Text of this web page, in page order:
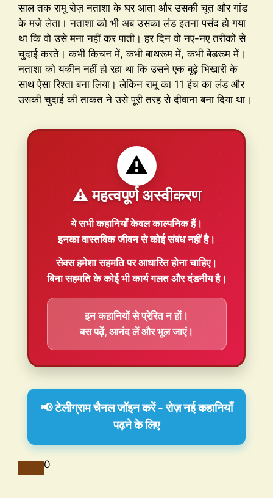
साल तक रामू रोज़ नताशा के घर आता और उसकी चूत और गांड
के मज़े लेता। नताशा को भी अब उसका लंड इतना पसंद हो गया
था कि वो उसे मना नहीं कर पाती। हर दिन वो नए-नए तरीकों से
चुदाई करते। कभी किचन में, कभी बाथरूम में, कभी बेडरूम में।
नताशा को यकीन नहीं हो रहा था कि उसने एक बूढ़े भिखारी के
साथ ऐसा रिश्ता बना लिया। लेकिन रामू का 11 इंच का लंड और
उसकी चुदाई की ताकत ने उसे पूरी तरह से दीवाना बना दिया था।
⚠️
⚠️ महत्वपूर्ण अस्वीकरण
ये सभी कहानियाँकेवल काल्पनिकहैं।
इनका वास्तविक जीवन से कोई संबंध नहीं है।
सेक्स हमेशासहमतिपर आधारित होना चाहिए।
बिना सहमति के कोई भी कार्य गलत और दंडनीय है।
इन कहानियों से प्रेरित न हों।
बस पढ़ें, आनंद लें और भूल जाएं।
📢 टेलीग्राम चैनल जॉइन करें - रोज़ नई कहानियाँ
पढ़ने के लिए
0